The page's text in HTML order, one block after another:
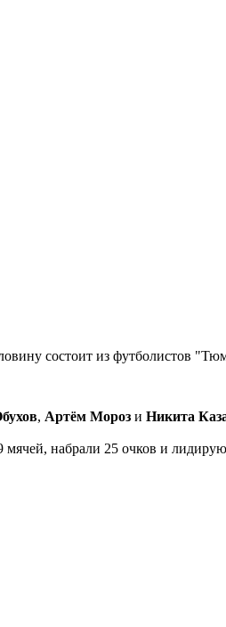
состоит из футболистов
, Артём Мороз и Никита
набрали 25 очков и